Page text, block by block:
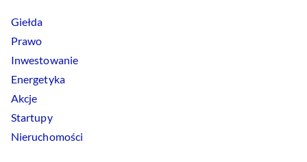
Giełda
Prawo
Inwestowanie
Energetyka
Akcje
Startupy
Nieruchomości